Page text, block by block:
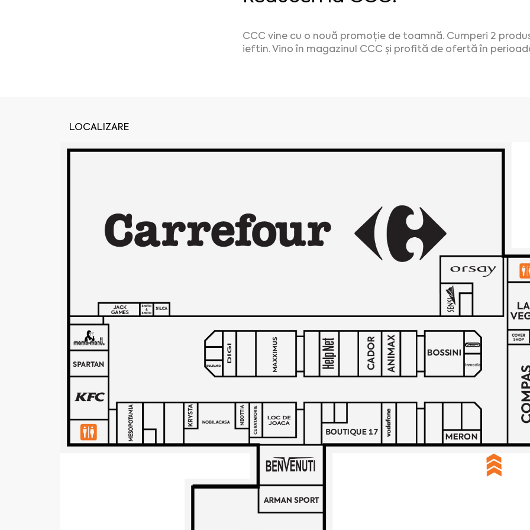
CCC vine cu o nouă promoție de toamnă. Cumperi 2
ieftin. Vino în magazinul CCC și profită de ofertă în
LOCALIZARE